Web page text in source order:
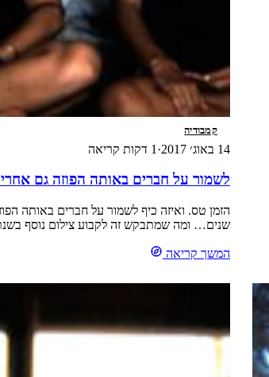
קמבודיה
14 באוג׳ 2017 · 1 דקות קריאה
לשמור על חברים באותה הפוזה גם אחרי 30 שנים
המשך קריאה